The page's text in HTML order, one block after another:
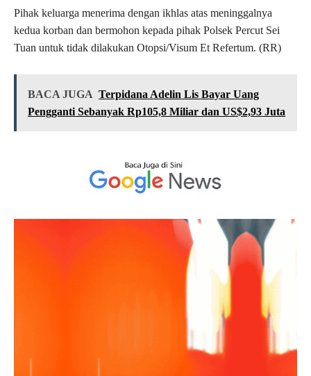
Pihak keluarga menerima dengan ikhlas atas meninggalnya
kedua korban dan bermohon kepada pihak Polsek Percut Sei
Tuan untuk tidak dilakukan Otopsi/Visum Et Refertum. (RR)
BACA JUGA Terpidana Adelin Lis Bayar Uang
Pengganti Sebanyak Rp105,8 Miliar dan US$2,93 Juta